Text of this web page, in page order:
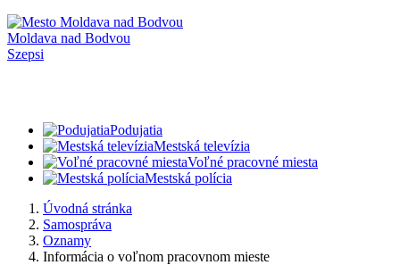
Moldava nad Bodvou
Szepsi
Podujatia
Mestská televízia
Voľné pracovné miesta
Mestská polícia
Úvodná stránka
Samospráva
Oznamy
Informácia o voľnom pracovnom mieste